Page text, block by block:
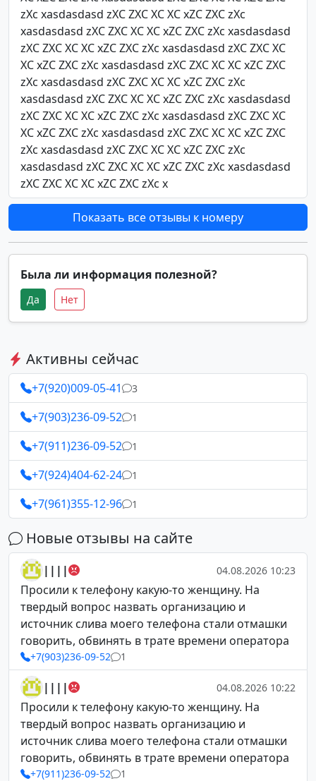
Показать все отзывы к номеру
Была ли информация полезной?
Да Нет
Активны сейчас
+7(920)009-05-41 3
+7(903)236-09-52 1
+7(911)236-09-52 1
+7(924)404-62-24 1
+7(961)355-12-96 1
Новые отзывы на сайте
|||| 04.08.2026 10:23
Просили к телефону какую-то женщину. На
твердый вопрос назвать организацию и
источник слива моего телефона стали отмашки
говорить, обвинять в трате времени оператора
+7(903)236-09-52 1
|||| 04.08.2026 10:22
Просили к телефону какую-то женщину. На
твердый вопрос назвать организацию и
источник слива моего телефона стали отмашки
говорить, обвинять в трате времени оператора
+7(911)236-09-52 1